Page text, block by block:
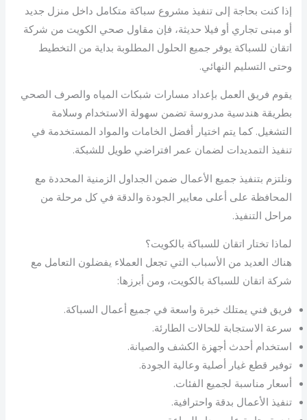
إذا كنت بحاجة إلى تنفيذ مشروع سباكة متكامل داخل منزل جديد
أو مبنى تجاري أو فيلا حديثة، فإن مقاول صحي الكويت من شركة
اتقان للسباكة يوفر جميع الحلول المطلوبة بداية من التخطيط
وحتى التسليم النهائي.
يقوم فريق العمل بإعداد مسارات شبكات المياه والصرف الصحي
بطريقة هندسية مدروسة تضمن سهولة الاستخدام وسلامة
التشغيل. كما يتم اختيار أفضل الخامات والمواد المستخدمة في
تنفيذ التمديدات لضمان عمر افتراضي طويل للشبكة.
ونلتزم بتنفيذ جميع الأعمال ضمن الجداول الزمنية المحددة مع
المحافظة على أعلى معايير الجودة والدقة في كل مرحلة من
مراحل التنفيذ.
لماذا تختار اتقان للسباكة بالكويت؟
هناك العديد من الأسباب التي تجعل العملاء يفضلون التعامل مع
شركة اتقان للسباكة بالكويت، ومن أبرزها:
فريق فني يمتلك خبرة واسعة في جميع أعمال السباكة.
سرعة الاستجابة للحالات الطارئة.
استخدام أحدث أجهزة الكشف والصيانة.
توفير قطع غيار أصلية وعالية الجودة.
أسعار مناسبة لجميع الفئات.
تنفيذ الأعمال بدقة واحترافية.